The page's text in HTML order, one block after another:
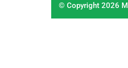
© Copyright 2026